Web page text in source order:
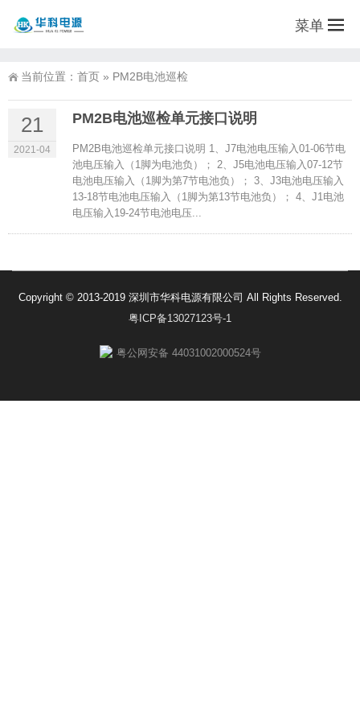
菜单
当前位置： 首页 » PM2B电池巡检
21
2021-04
PM2B电池巡检单元接口说明
PM2B电池巡检单元接口说明 1、J7电池电压输入01-06节电
池电压输入（1脚为电池负）； 2、J5电池电压输入07-12节
电池电压输入（1脚为第7节电池负）； 3、J3电池电压输入
13-18节电池电压输入（1脚为第13节电池负）； 4、J1电池
电压输入19-24节电池电压...
Copyright © 2013-2019 深圳市华科电源有限公司 All Rights Reserved.
粤ICP备13027123号-1
粤公网安备 44031002000524号